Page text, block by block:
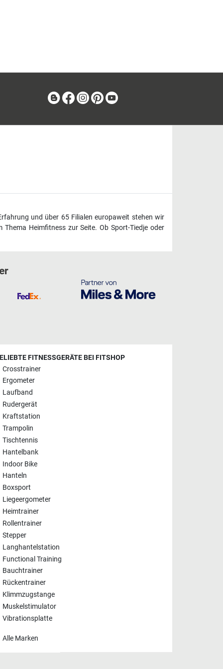
BlogFacebook
Instagram
Pinterest
und über 65 Filialen europaweit stehen wir
Heimfitness zur Seite. Ob Sport-Tiedje oder
FITNESSGERÄTE BEI FITSHOP
Crosstrainer
Ergometer
Laufband
Rudergerät
Kraftstation
Trampolin
Tischtennis
Hantelbank
Indoor Bike
Hanteln
Boxsport
Liegeergometer
Heimtrainer
Rollentrainer
Stepper
Langhantelstation
Functional Training
Bauchtrainer
Rückentrainer
Klimmzugstange
Muskelstimulator
Vibrationsplatte
Alle Marken